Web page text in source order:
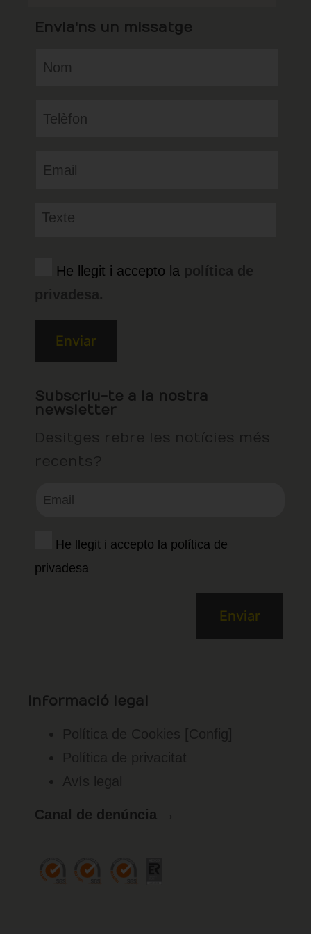
Envia'ns un missatge
He llegit i accepto la
Subscriu-te a la nostra
newsletter
He llegit i accepto la política de
privadesa
Informació legal
Canal de denúncia →